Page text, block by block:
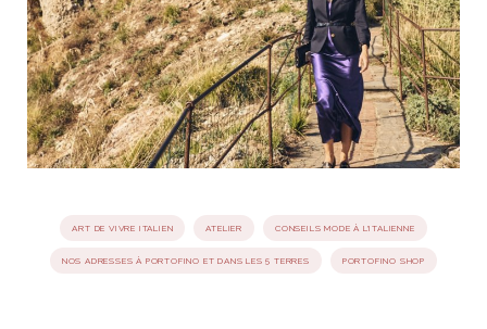
ITALIEN
joie de vivre
SUBLIME ! LE DÉCOR ITALIEN
LIRE
Lucia
ARTISANAT ITALIEN
Les cuirs de
ART DE VIVRE ITALIEN ATELIER CONSEILS MODE À L'ITALIENNE
NOS ADRESSES À PORTOFINO ET DANS LES 5 TERRES PORTOFINO SHOP